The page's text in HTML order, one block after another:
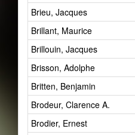
Brieu, Jacques
Brillant, Maurice
Brillouin, Jacques
Brisson, Adolphe
Britten, Benjamin
Brodeur, Clarence A.
Brodier, Ernest